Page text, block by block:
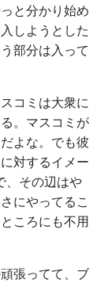
と分かり始め
しようとした
部分は入って
コミは大衆に
。マスコミが
よな。でも彼
対するイメー
、その辺はや
にやってるこ
ころにも不用
張ってて、ブ